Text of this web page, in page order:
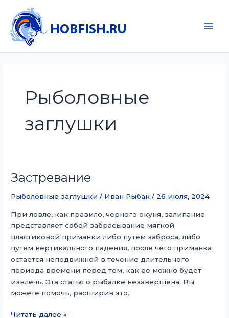
содержимому
Рыболовные
заглушки
Застревание
Рыболовные заглушки / Иван Рыбак/ 26 июля, 2024
При ловле, как правило, черного окуня, залипание
представляет собой забрасывание мягкой
пластиковой приманки либо путем заброса, либо
путем вертикального падения, после чего приманка
остается неподвижной в течение длительного
периода времени перед тем, как ее можно будет
извлечь. Эта статья о рыбалке незавершена. Вы
можете помочь, расширив это.
Застревание
Читать далее »